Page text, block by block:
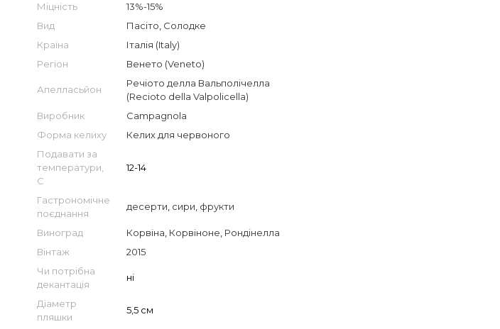
Міцність
13%-15%
Вид
Пасіто Солодке
Країна
Італія (Italy)
Регіон
Венето (Veneto)
Апелласьйон
Речіото делла Вальполічелла
(Recioto della Valpolicella)
Виробник
Campagnola
Форма келиху
Келих для червоного
Подавати за
температури,
С
12-14
Гастрономічне
поєднання
десерти сири фрукти
Виноград Корвіна Корвіноне Рондінелла
Вінтаж
2015
Чи потрібна
декантація
ні
Діаметр
пляшки
5,5 см